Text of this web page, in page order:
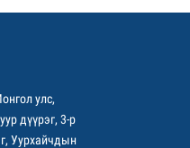
улс,
дүүрэг, 3-р
Уурхайчдын